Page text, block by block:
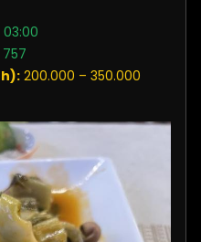
200.000 – 350.000